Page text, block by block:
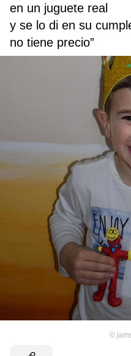
en un juguete real
y se lo di en su
no tiene precio”
©